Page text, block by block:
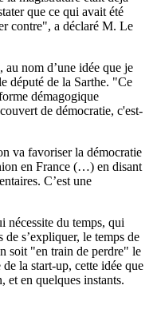
que ce qui avait été
contre", a déclaré M. Le
nom d’une idée que je
député de la Sarthe. "Ce
démagogique
de démocratie, c'est-
va favoriser la démocratie
en France (…) en disant
C’est une
nécessite du temps, qui
de s’expliquer, le temps de
soit "en train de perdre" le
la start-up, cette idée que
et en quelques instants.